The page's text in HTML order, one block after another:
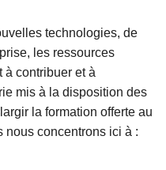
technologies, de
les ressources
à contribuer et à
mis à la disposition des
la formation offerte au
nous concentrons ici à :